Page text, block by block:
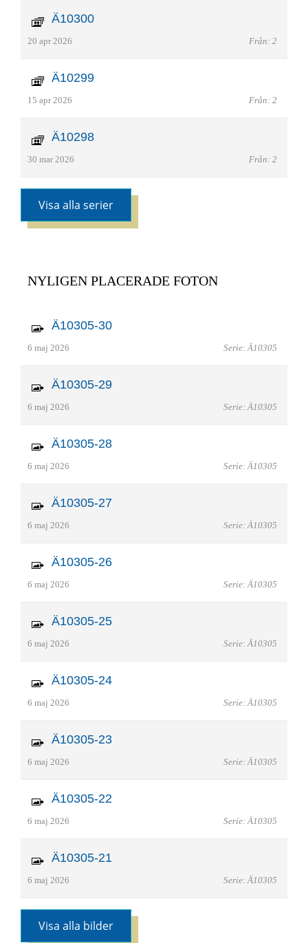
Ä10300
20 apr 2026 Från: 2
Ä10299
15 apr 2026 Från: 2
Ä10298
30 mar 2026 Från: 2
Visa alla serier
NYLIGEN PLACERADE FOTON
Ä10305-30
6 maj 2026 Serie: Ä10305
Ä10305-29
6 maj 2026 Serie: Ä10305
Ä10305-28
6 maj 2026 Serie: Ä10305
Ä10305-27
6 maj 2026 Serie: Ä10305
Ä10305-26
6 maj 2026 Serie: Ä10305
Ä10305-25
6 maj 2026 Serie: Ä10305
Ä10305-24
6 maj 2026 Serie: Ä10305
Ä10305-23
6 maj 2026 Serie: Ä10305
Ä10305-22
6 maj 2026 Serie: Ä10305
Ä10305-21
6 maj 2026 Serie: Ä10305
Visa alla bilder